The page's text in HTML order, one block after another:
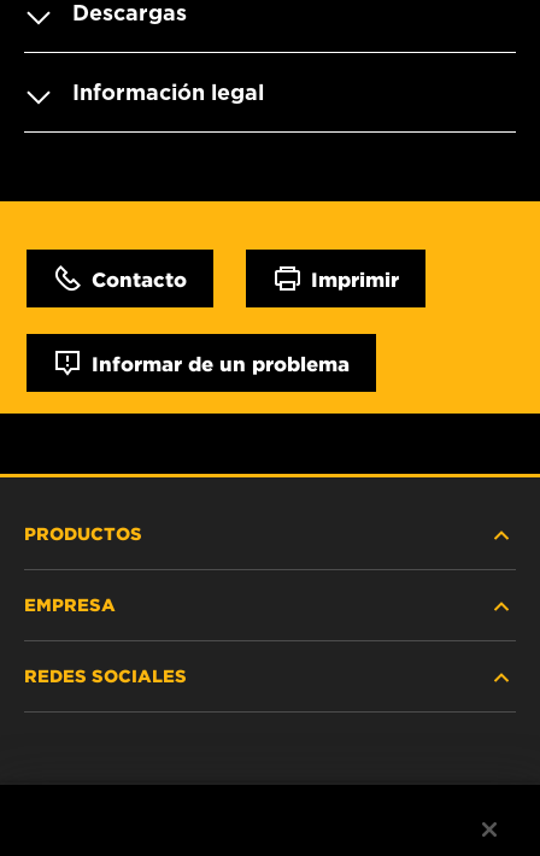
Descargas
Información legal
Contacto Imprimir
Informar de un problema
PRODUCTOS
VEHÍCULOS LIVIANOS Y COMERCIALES
EMPRESA
REDES SOCIALES